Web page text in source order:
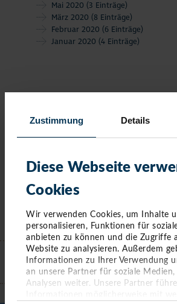
Zustimmung Details
Diese Webseite
Cookies
Wir verwenden Cookies, um Inhalte
personalisieren, Funktionen für
anbieten zu können und die Zugriffe
Website zu analysieren. Außerdem
Informationen zu Ihrer Verwendung
an unsere Partner für soziale
Analysen weiter. Unsere Partner
Mai 2020 (3 Einträge)
März 2020 (8 Einträge)
Februar 2020 (6 Einträge)
Januar 2020 (4 Einträge)
KONTAKT
TIMMENDORFER